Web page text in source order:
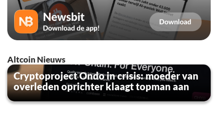
Altcoin Nieuws
Cryptoproject Ondo in crisis: moeder van
overleden oprichter klaagt topman aan